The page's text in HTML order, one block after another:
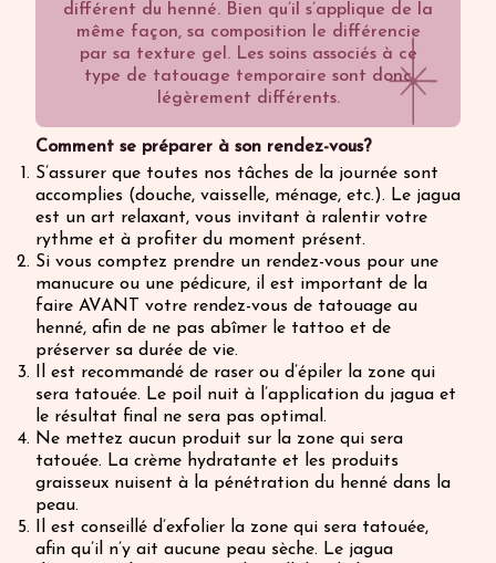
différent du henné. Bien qu’il s’applique de la
même façon, sa composition le différencie
par sa texture gel. Les soins associés à ce
type de tatouage temporaire sont donc
légèrement différents.
Comment se préparer à son rendez-vous?
S’assurer que toutes nos tâches de la journée sont
accomplies (douche, vaisselle, ménage, etc.). Le jagua
est un art relaxant, vous invitant à ralentir votre
rythme et à profiter du moment présent.
Si vous comptez prendre un rendez-vous pour une
manucure ou une pédicure, il est important de la
faire AVANT votre rendez-vous de tatouage au
henné, afin de ne pas abîmer le tattoo et de
préserver sa durée de vie.
Il est recommandé de raser ou d’épiler la zone qui
sera tatouée. Le poil nuit à l’application du jagua et
le résultat final ne sera pas optimal.
Ne mettez aucun produit sur la zone qui sera
tatouée. La crème hydratante et les produits
graisseux nuisent à la pénétration du henné dans la
peau.
Il est conseillé d’exfolier la zone qui sera tatouée,
afin qu’il n’y ait aucune peau sèche. Le jagua